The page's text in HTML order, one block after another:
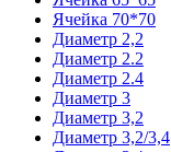
Ячейка 70*70
Диаметр 2,2
Диаметр 2.2
Диаметр 2.4
Диаметр 3
Диаметр 3,2
Диаметр 3,2/3,4